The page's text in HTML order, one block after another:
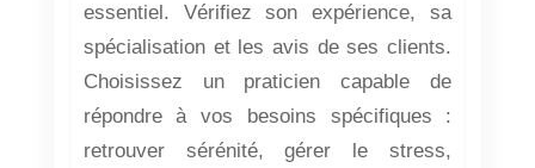
essentiel. Vérifiez son expérience, sa
spécialisation et les avis de ses clients.
Choisissez un praticien capable de
répondre à vos besoins spécifiques :
retrouver sérénité, gérer le stress,